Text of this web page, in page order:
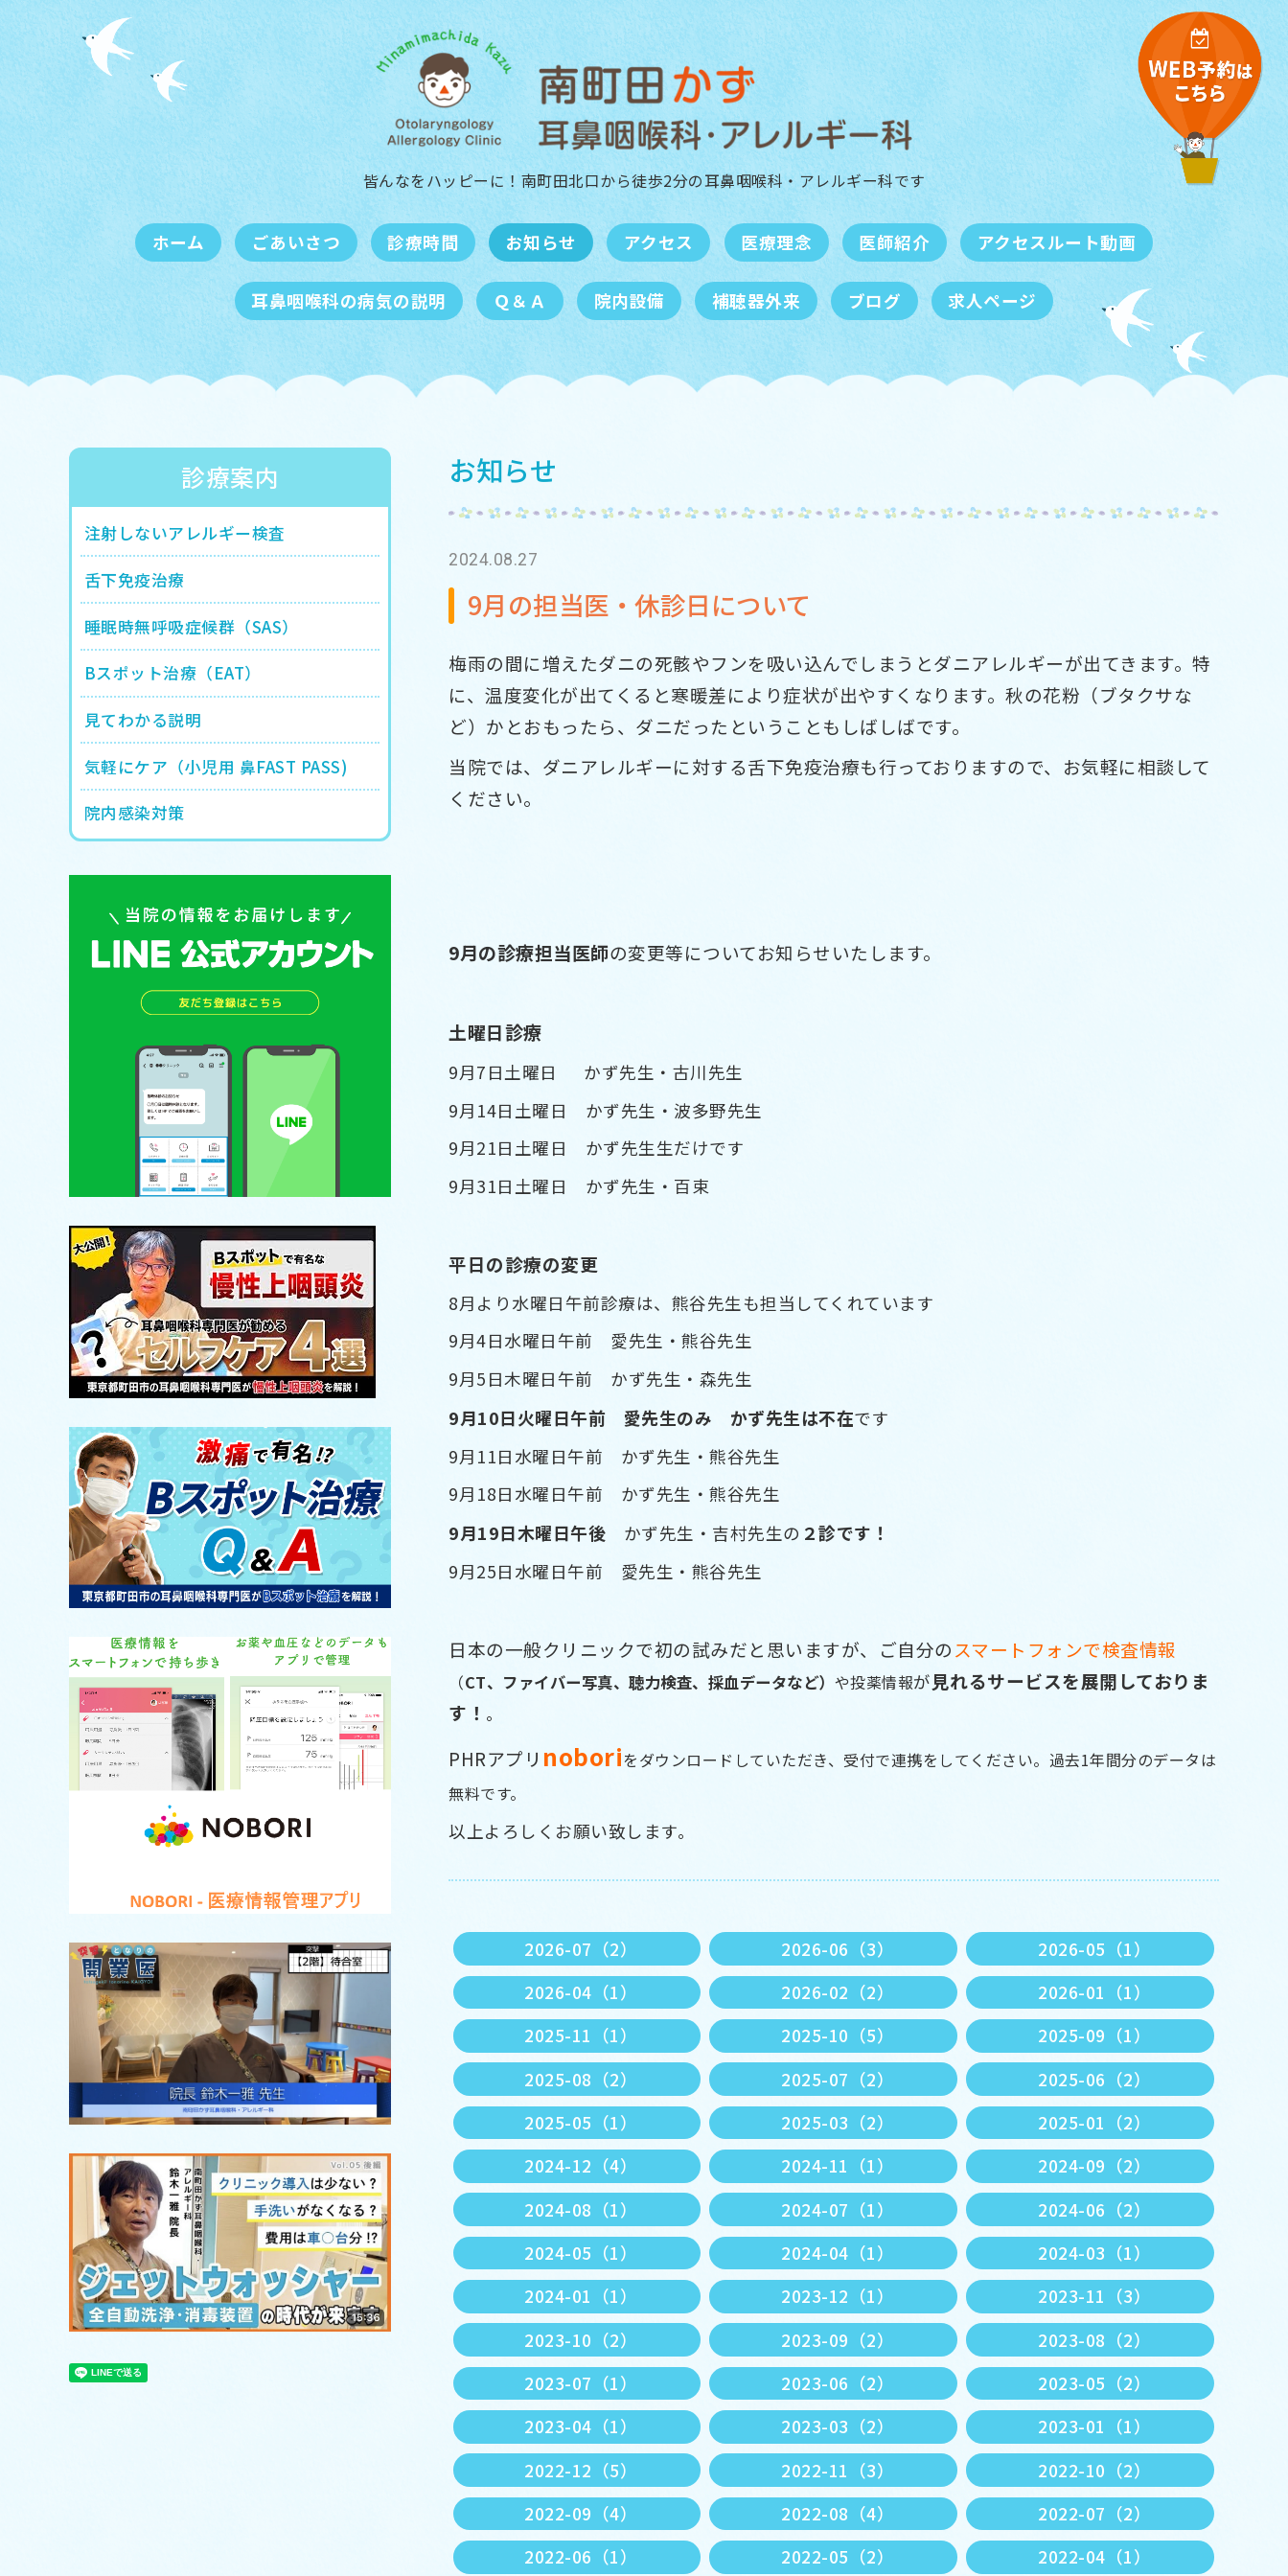
皆んなをハッピーに！南町田北口から徒歩2分の耳鼻咽喉科・アレルギー科です
ホーム ごあいさつ 診療時間 お知らせ アクセス 医療理念 医師紹介 アクセスルート動画
耳鼻咽喉科の病気の説明 Ｑ＆Ａ 院内設備 補聴器外来 ブログ 求人ページ
お知らせ
2024.08.27
9月の担当医・休診日について
梅雨の間に増えたダニの死骸やフンを吸い込んでしまうとダニアレルギーが出てきます。特
に、温度変化が出てくると寒暖差により症状が出やすくなります。秋の花粉（ブタクサな
ど）かとおもったら、ダニだったということもしばしばです。
当院では、ダニアレルギーに対する舌下免疫治療も行っておりますので、お気軽に相談して
ください。
9月の診療担当医師の変更等についてお知らせいたします。
土曜日診療
9月7日土曜日 かず先生・古川先生
9月14日土曜日 かず先生・波多野先生
9月21日土曜日 かず先生生だけです
9月31日土曜日 かず先生・百束
平日の診療の変更
8月より水曜日午前診療は、熊谷先生も担当してくれています
9月4日水曜日午前 愛先生・熊谷先生
9月5日木曜日午前 かず先生・森先生
9月10日火曜日午前 愛先生のみ かず先生は不在です
9月11日水曜日午前 かず先生・熊谷先生
9月18日水曜日午前 かず先生・熊谷先生
9月19日木曜日午後 かず先生・吉村先生の ２診です！
9月25日水曜日午前 愛先生・熊谷先生
日本の一般クリニックで初の試みだと思いますが、ご自分の スマートフォンで検査情報
（CT、ファイバー写真、聴力検査、採血データなど） や投薬情報が 見れるサービスを展開しておりま
す！ 。
PHRアプリ noboriをダウンロードしていただき、受付で連携をして ください。過去1年間分のデータは
無料です。
以上よろしくお願い致します。
2026-07（2） 2026-06（3）
2026-05（1）
2026-04（1）
2026-02（2）
2026-01（1）
2025-11（1）
2025-10（5）
2025-09（1）
2025-08（2）
2025-07（2）
2025-06（2）
2025-05（1）
2025-03（2）
2025-01（2）
2024-12（4）
2024-11（1）
2024-09（2）
2024-08（1）
2024-07（1）
2024-06（2）
2024-05（1）
2024-04（1）
2024-03（1）
2024-01（1）
2023-12（1）
2023-11（3）
2023-10（2）
2023-09（2）
2023-08（2）
2023-07（1）
2023-06（2）
2023-05（2）
2023-04（1）
2023-03（2）
2023-01（1）
2022-12（5）
2022-11（3）
2022-10（2）
2022-09（4）
2022-08（4）
2022-07（2）
2022-06（1）
2022-05（2） 2022-04（1）
診療案内
注射しないアレルギー検査
舌下免疫治療
睡眠時無呼吸症候群（SAS）
Bスポット治療（EAT）
見てわかる説明
気軽にケア（小児用 鼻FAST PASS)
院内感染対策